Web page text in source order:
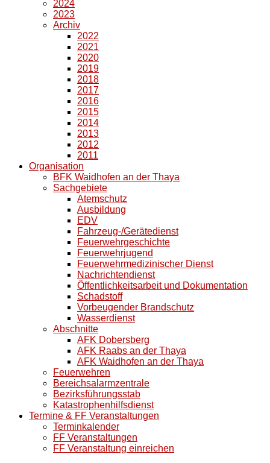
2024
2023
Archiv
2022
2021
2020
2019
2018
2017
2016
2015
2014
2013
2012
2011
Organisation
BFK Waidhofen an der Thaya
Sachgebiete
Atemschutz
Ausbildung
EDV
Fahrzeug-/Gerätedienst
Feuerwehrgeschichte
Feuerwehrjugend
Feuerwehrmedizinischer Dienst
Nachrichtendienst
Öffentlichkeitsarbeit und Dokumentation
Schadstoff
Vorbeugender Brandschutz
Wasserdienst
Abschnitte
AFK Dobersberg
AFK Raabs an der Thaya
AFK Waidhofen an der Thaya
Feuerwehren
Bereichsalarmzentrale
Bezirksführungsstab
Katastrophenhilfsdienst
Termine & FF Veranstaltungen
Terminkalender
FF Veranstaltungen
FF Veranstaltung einreichen